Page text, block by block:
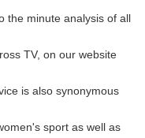
the minute analysis of all
TV, on our website
is also synonymous
sport as well as